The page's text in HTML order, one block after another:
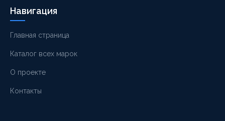
Навигация
Главная страница
Каталог всех марок
О проекте
Контакты